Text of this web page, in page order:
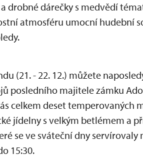
drobné dárečky s medvědí
atmosféru umocní hudební
(21. - 22. 12.) můžete
posledního majitele zámku
celkem deset temperovaných
jídelny s velkým betlémem a
se ve sváteční dny servírovaly
15:30.